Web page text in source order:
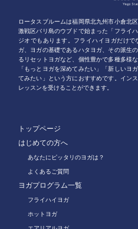
ロータスブルームは福岡県北九州市小倉北
激戦区バリ島のウブドで始まった「フライ
ジオでもあります。フライハイヨガだけ
ガ、ヨガの基礎であるハタヨガ、その派生
るリセットヨガなど、個性豊かで多種多様
「もっとヨガを深めてみたい」「新しいヨ
てみたい」という方におすすめです。イン
レッスンを受けることができます。
トップページ
はじめての方へ
あなたにピッタリのヨガは？
よくあるご質問
ヨガプログラム一覧
フライハイヨガ
ホットヨガ